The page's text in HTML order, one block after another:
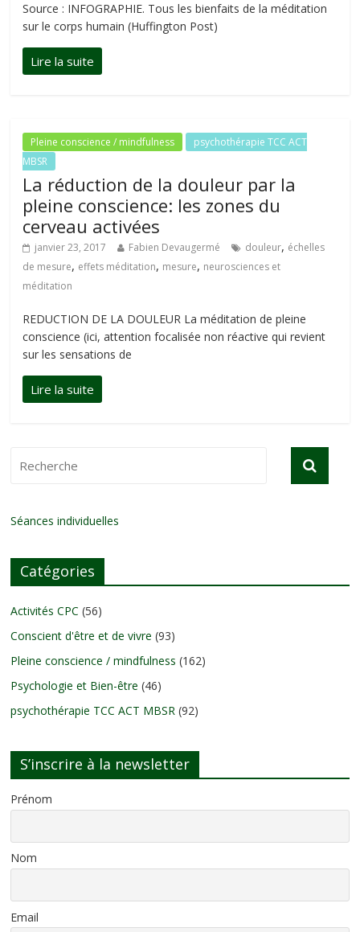
Source : INFOGRAPHIE. Tous les bienfaits de la méditation
sur le corps humain (Huffington Post)
Pleine conscience / mindfulness
psychothérapie TCC ACT
MBSR
La réduction de la douleur par la
pleine conscience: les zones du
cerveau activées
janvier 23, 2017 Fabien Devaugermé douleur, échelles
de mesure, effets méditation, mesure, neurosciences et
méditation
REDUCTION DE LA DOULEUR La méditation de pleine
conscience (ici, attention focalisée non réactive qui revient
sur les sensations de
Séances individuelles
Catégories
Activités CPC (56)
Conscient d'être et de vivre (93)
Pleine conscience / mindfulness (162)
Psychologie et Bien-être (46)
psychothérapie TCC ACT MBSR (92)
S’inscrire à la newsletter
Prénom
Nom
Email